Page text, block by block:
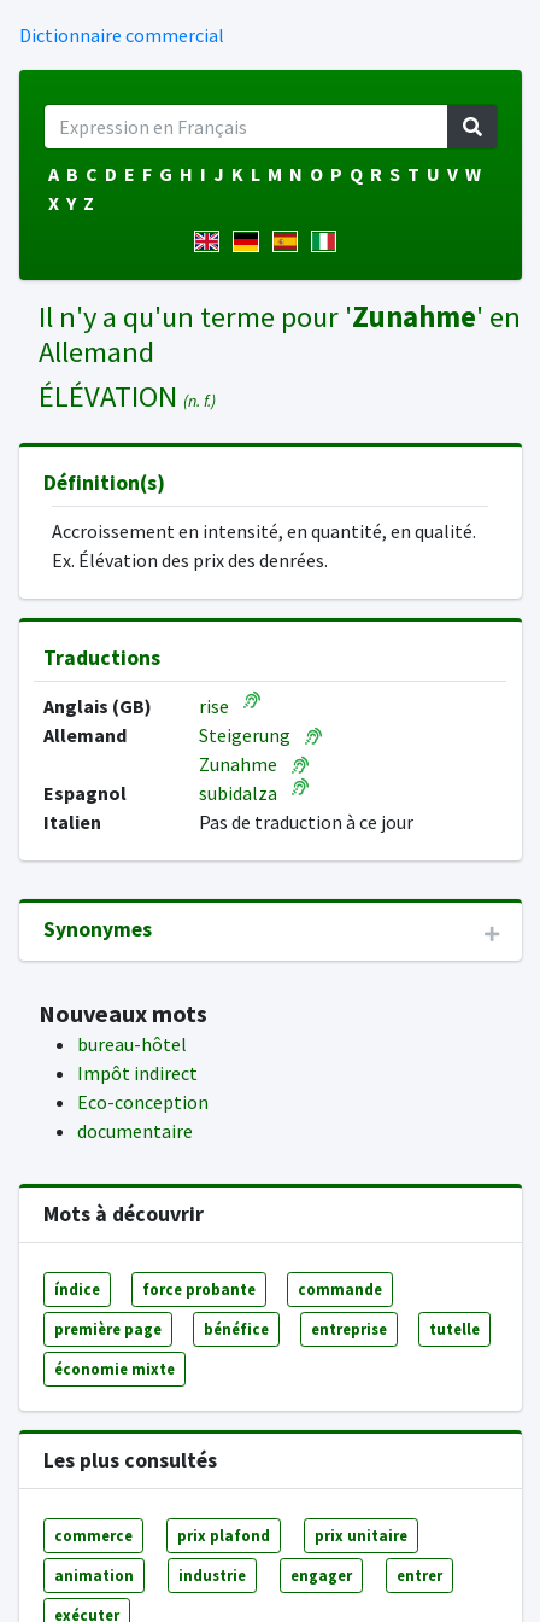
Dictionnaire commercial
A B C D E F G H I J K L M N O P Q R S T U V W
X Y Z
Il n'y a qu'un terme pour 'Zunahme' en
Allemand
ÉLÉVATION (n. f.)
Définition(s)
Accroissement en intensité, en quantité, en qualité.
Ex. Élévation des prix des denrées.
Traductions
Anglais (GB)
rise
Allemand
Steigerung
Zunahme
Espagnol
subidalza
Italien
Pas de traduction à ce jour
Synonymes
Nouveaux mots
bureau-hôtel
Impôt indirect
Eco-conception
documentaire
Mots à découvrir
índice force probante commande
première page bénéfice entreprise tutelle
économie mixte
Les plus consultés
commerce prix plafond prix unitaire
animation industrie engager entrer
exécuter